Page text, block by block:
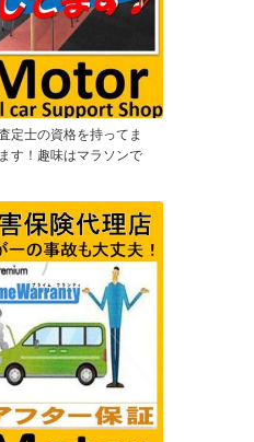
定士の資格を持ってま
す！趣味はマラソンで